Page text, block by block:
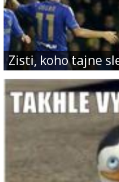
Zisti, koho tajne